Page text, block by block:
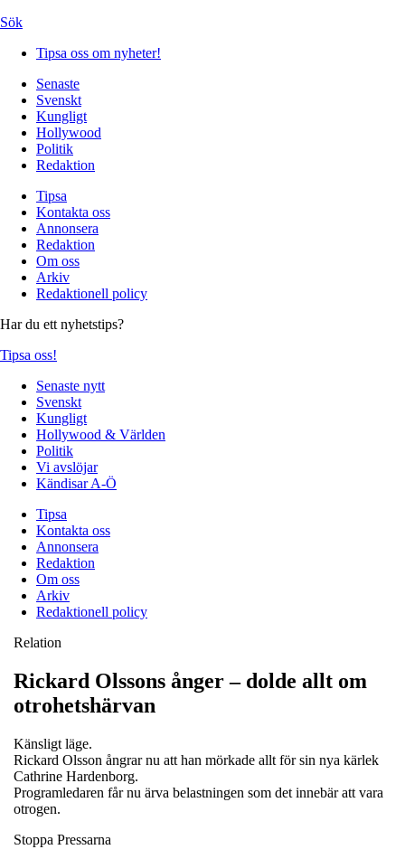
Sök
Tipsa oss om nyheter!
Senaste
Svenskt
Kungligt
Hollywood
Politik
Redaktion
Tipsa
Kontakta oss
Annonsera
Redaktion
Om oss
Arkiv
Redaktionell policy
Har du ett nyhetstips?
Tipsa oss!
Senaste nytt
Svenskt
Kungligt
Hollywood & Världen
Politik
Vi avslöjar
Kändisar A-Ö
Tipsa
Kontakta oss
Annonsera
Redaktion
Om oss
Arkiv
Redaktionell policy
Relation
Rickard Olssons ånger – dolde allt om
otrohetshärvan
Känsligt läge.
Rickard Olsson ångrar nu att han mörkade allt för sin nya kärlek
Cathrine Hardenborg.
Programledaren får nu ärva belastningen som det innebär att vara
otrogen.
Stoppa Pressarna